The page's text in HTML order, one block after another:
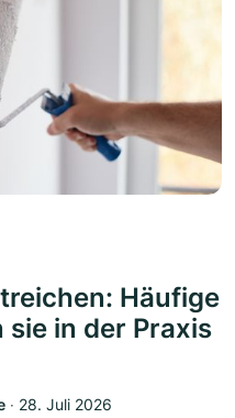
Häufige
sie in der Praxis
‧ 28. Juli 2026